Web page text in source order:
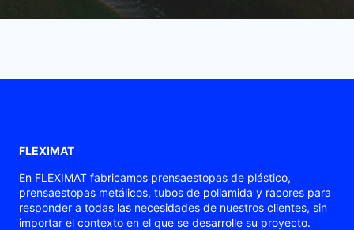
FLEXIMAT
En FLEXIMAT fabricamos prensaestopas de plástico,
prensaestopas metálicos, tubos de poliamida y racores para
responder a todas las necesidades de nuestros clientes, sin
importar el contexto en el que se desarrolle su proyecto.